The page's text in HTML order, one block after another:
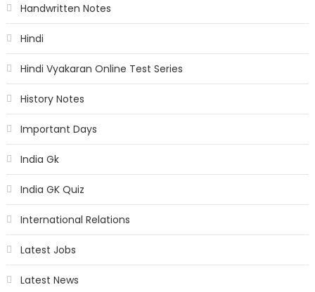
Handwritten Notes
Hindi
Hindi Vyakaran Online Test Series
History Notes
Important Days
India Gk
India GK Quiz
International Relations
Latest Jobs
Latest News